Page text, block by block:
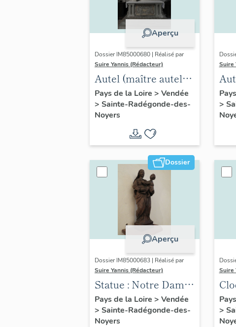
Aperçu
Dossier IM85000680 | Réalisé par
Suire Yannis (Rédacteur)
Autel (maître autel),
tabernacle, statues
de la Vierge à
l'Enfant et d'anges
Pays de la Loire > Vendée
> Sainte-Radégonde-des-
Noyers
Suire
(2)
>
Dossier
Aperçu
Dossier IM85000683 | Réalisé par
Suire Yannis (Rédacteur)
Statue : Notre Dame
de Puits Doux
Pays de la Loire > Vendée
> Sainte-Radégonde-des-
Noyers
Suire
>